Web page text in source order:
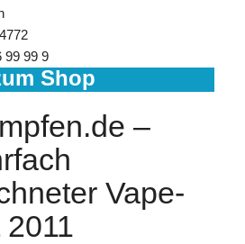
99 99 9
Shop
–
Vape-